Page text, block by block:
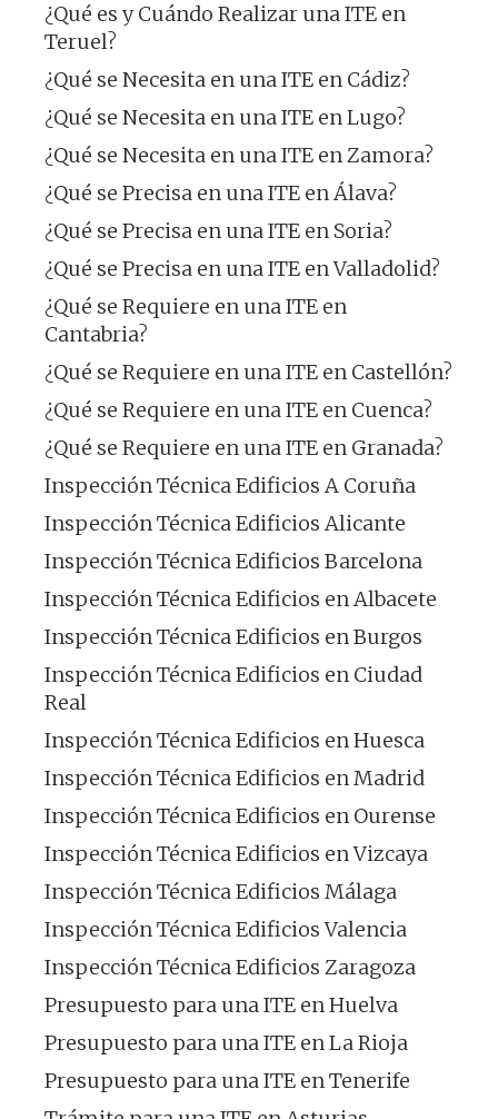
¿Qué es y Cuándo Realizar una ITE en
Teruel?
¿Qué se Necesita en una ITE en Cádiz?
¿Qué se Necesita en una ITE en Lugo?
¿Qué se Necesita en una ITE en Zamora?
¿Qué se Precisa en una ITE en Álava?
¿Qué se Precisa en una ITE en Soria?
¿Qué se Precisa en una ITE en Valladolid?
¿Qué se Requiere en una ITE en
Cantabria?
¿Qué se Requiere en una ITE en Castellón?
¿Qué se Requiere en una ITE en Cuenca?
¿Qué se Requiere en una ITE en Granada?
Inspección Técnica Edificios A Coruña
Inspección Técnica Edificios Alicante
Inspección Técnica Edificios Barcelona
Inspección Técnica Edificios en Albacete
Inspección Técnica Edificios en Burgos
Inspección Técnica Edificios en Ciudad
Real
Inspección Técnica Edificios en Huesca
Inspección Técnica Edificios en Madrid
Inspección Técnica Edificios en Ourense
Inspección Técnica Edificios en Vizcaya
Inspección Técnica Edificios Málaga
Inspección Técnica Edificios Valencia
Inspección Técnica Edificios Zaragoza
Presupuesto para una ITE en Huelva
Presupuesto para una ITE en La Rioja
Presupuesto para una ITE en Tenerife